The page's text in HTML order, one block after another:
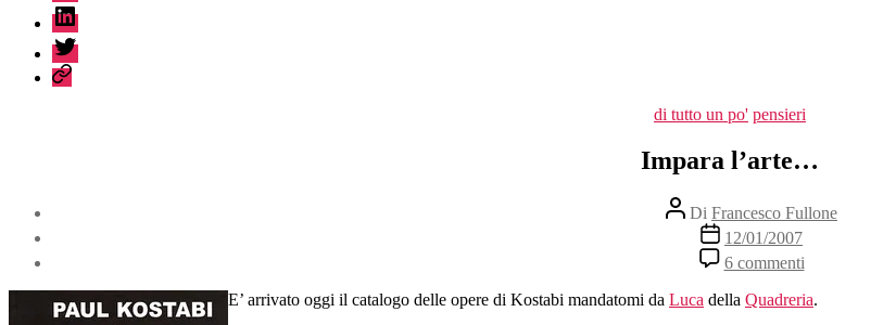
linkedin
twitter
sessionize
Categorie
di tutto un po' pensieri
Impara l’arte…
Autore
articolo
Di Francesco Fullone
Data
dell'articolo
12/01/2007
6 commentisu
Impara
l’arte…
E’ arrivato oggi il catalogo delle opere di Kostabi mandatomi da Luca della Quadreria.